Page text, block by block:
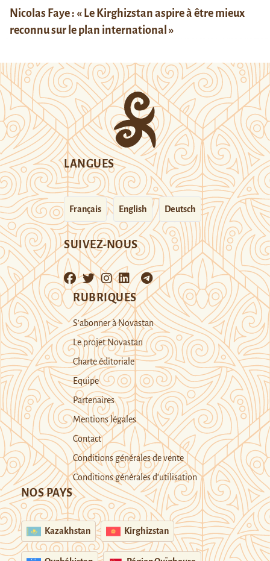
Nicolas Faye : « Le Kirghizstan aspire à être mieux
reconnu sur le plan international »
LANGUES
Français English Deutsch
SUIVEZ-NOUS
RUBRIQUES
S’abonner à Novastan
Le projet Novastan
Charte éditoriale
Equipe
Partenaires
Mentions légales
Contact
Conditions générales de vente
Conditions générales d’utilisation
NOS PAYS
Kazakhstan Kirghizstan